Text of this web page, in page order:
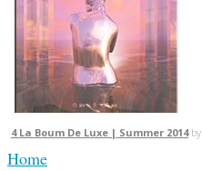
4 La Boum De Luxe | Summer 2014by
Home